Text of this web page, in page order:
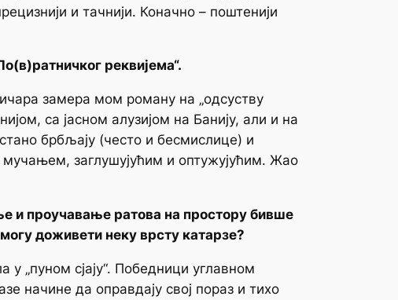
и тачнији. Коначно – поштенији
реквијема“.
замера мом роману на „одсуству
са јасном алузијом на Банију, али и на
брбљају (често и бесмислице) и
заглушујућим и оптужујућим. Жао
и проучавање ратова на простору бивше
доживети неку врсту катарзе?
у „пуном сјају“. Победници углавном
начине да оправдају свој пораз и тихо